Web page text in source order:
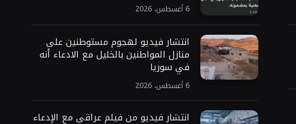
6 أغسطس، 2026
انتشار فيديو لهجوم مستوطنين على
منازل المواطنين بالخليل مع الادعاء أنه
في سوريا
6 أغسطس، 2026
انتشار فيديو من فيلم عراقي مع الإدعاء